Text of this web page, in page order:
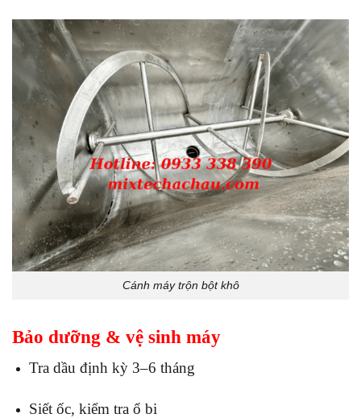
Cánh máy trộn bột khô
Bảo dưỡng & vệ sinh máy
Tra dầu định kỳ 3–6 tháng
Siết ốc, kiểm tra ổ bi